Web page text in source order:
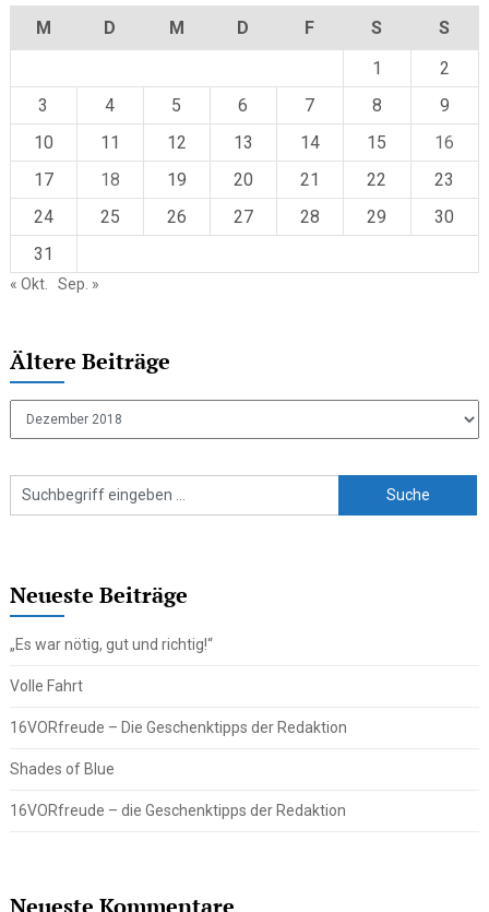
M D M D F S
S
1
2
3
4 5 6 7 8
9
10
11 12 13 14 15
16
17
18 19 20 21 22
23
24
25 26 27 28 29
30
31
« Okt. Sep. »
Ältere Beiträge
Neueste Beiträge
„Es war nötig, gut und richtig!“
Volle Fahrt
16VORfreude – Die Geschenktipps der Redaktion
Shades of Blue
16VORfreude – die Geschenktipps der Redaktion
Neueste Kommentare